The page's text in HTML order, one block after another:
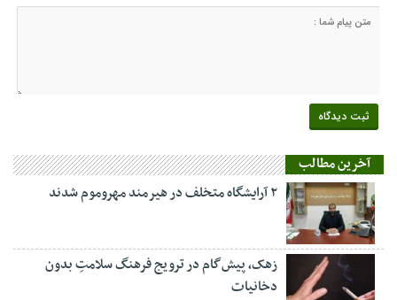
آخرین مطالب
۲ آرایشگاه متخلف در هیرمند مهروموم شدند
زهک، پیش‌گام در ترویج فرهنگ سلامتِ بدون
دخانیات